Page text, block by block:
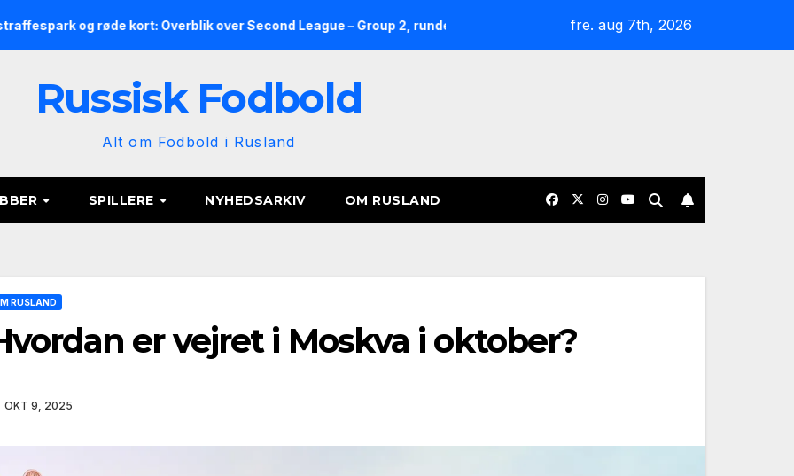
røde kort: Overblik over Second League – Group 2, runde 9 Nøgterne slagudvekslinger og sene afgørelser: Overblik
fre. aug 7th, 2026
Russisk Fodbold
Alt om Fodbold i Rusland
SPILLERE NYHEDSARKIV OM RUSLAND
RUSLAND
er vejret i Moskva i oktober?
OKT 9, 2025